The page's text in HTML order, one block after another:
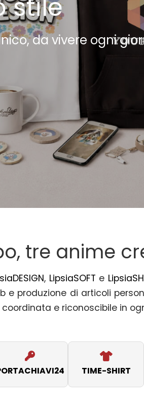
stile
da vivere ogni
tre anime
, LipsiaSOFT e
e produzione di articoli
e riconoscibile in
TIME-SHIRT